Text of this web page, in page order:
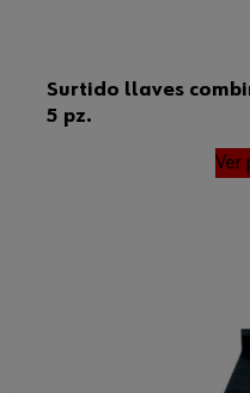
Surtido llaves
5 pz.
Ver